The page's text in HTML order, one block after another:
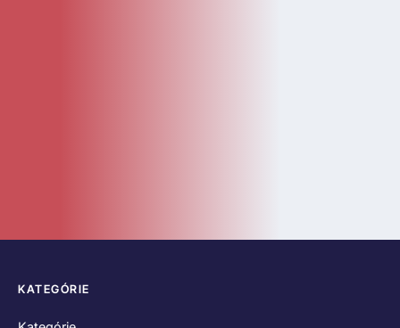
KATEGÓRIE